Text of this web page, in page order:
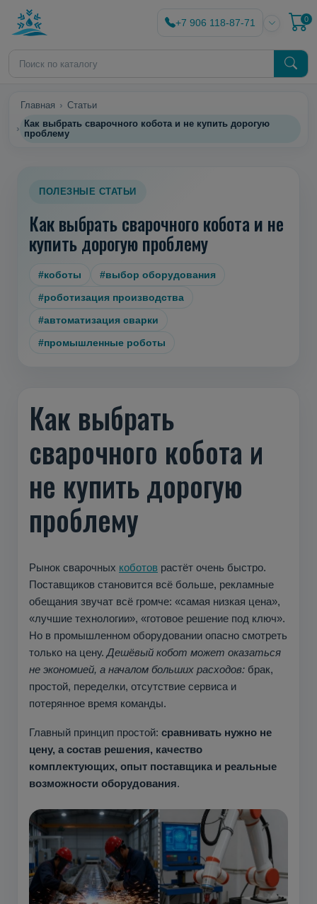
+7 906 118-87-71 0
Главная
Статьи
Как выбрать сварочного кобота и не купить дорогую
проблему
ПОЛЕЗНЫЕ СТАТЬИ
Как выбрать сварочного кобота и не
купить дорогую проблему
#коботы
#выбор оборудования
#роботизация производства
#автоматизация сварки
#промышленные роботы
Как выбрать
сварочного кобота и
не купить дорогую
проблему
Рынок сварочных коботов растёт очень быстро.
Поставщиков становится всё больше, рекламные
обещания звучат всё громче: «самая низкая цена»,
«лучшие технологии», «готовое решение под ключ».
Но в промышленном оборудовании опасно смотреть
только на цену. Дешёвый кобот может оказаться
не экономией, а началом больших расходов: брак,
простой, переделки, отсутствие сервиса и
потерянное время команды.
Главный принцип простой: сравнивать нужно не
цену, а состав решения, качество
комплектующих, опыт поставщика и реальные
возможности оборудования.